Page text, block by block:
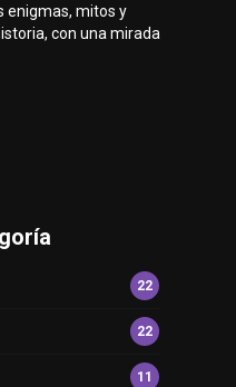
enigmas, mitos y
con una mirada
22
22
11